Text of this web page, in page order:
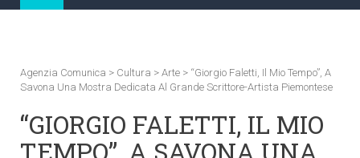
Agenzia Comunica > Cultura > Arte > “Giorgio Faletti, Il Mio Tempo”, A
Savona Una Mostra Dedicata Al Grande Scrittore-Artista Piemontese
“GIORGIO FALETTI, IL MIO
TEMPO”, A SAVONA UNA